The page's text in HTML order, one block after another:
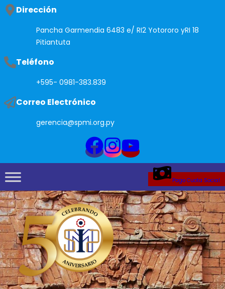
Saltar
contenido
Dirección
Pancha Garmendia 6483 e/ RI2 Yotororo yRI 18
Pitiantuta
Teléfono
+595- 0981-383.839
Correo Electrónico
gerencia@spmi.org.py
Pago Cuota Social